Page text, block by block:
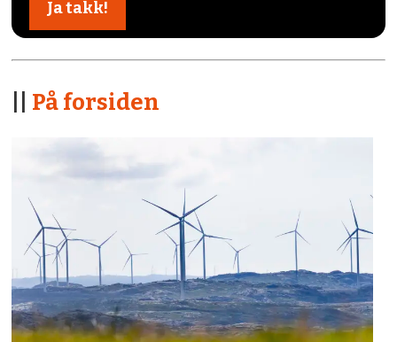
På forsiden